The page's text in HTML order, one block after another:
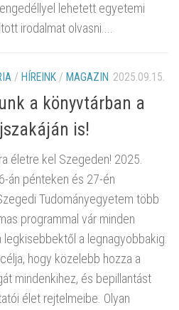
lehetett egyetemi
irodalmat olvasni....
/ HÍREINK / MAGAZIN 2025.09.15.
a könyvtárban a
is!
életre kel Szegeden! 2025.
án pénteken és 27-én
Tudományegyetem több
programmal vár minden
a legnagyobbakig.
hogy közelebb hozza a
mindenkihez, és bepillantást
élet rejtelmeibe. Olyan